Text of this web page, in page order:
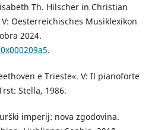
Th. Hilscher in Christian
Oesterreichisches Musiklexikon
2024.
.
e Trieste«. V: Il pianoforte
Stella, 1986.
imperij: nova zgodovina.